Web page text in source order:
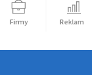
Firmy Reklama